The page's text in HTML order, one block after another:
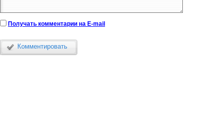
Получать комментарии на E-mail
Комментировать